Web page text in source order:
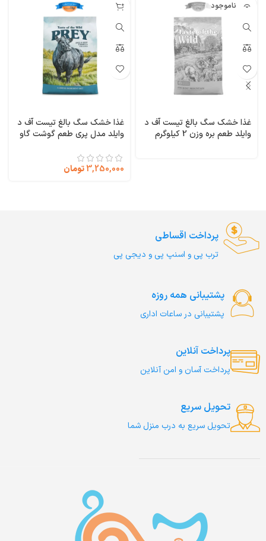
ناموجود
غذا خشک سگ بالغ تیست آف د
وایلد طعم بره وزن 2 کیلوگرم
غذا خشک سگ بالغ تیست آف د
وایلد مدل پری طعم گوشت گاو
of the Wild PREY Limited
Ingredient
3,250,000تومان
پرداخت اقساطی
ترب‌ پی و اسنپ پی و دیجی پی
پشتیبانی همه روزه
پشتیبانی در ساعات اداری
پرداخت آنلاین
پرداخت آسان و امن آنلاین
تحویل سریع
تحویل سریع به درب منزل شما